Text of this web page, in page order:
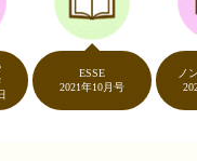
まることを知り、ビック
ーを経由するだけでポイ
った～！貯まったポイ
んでます♪
2021年10月号
ノンスト
2020年5